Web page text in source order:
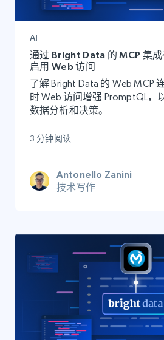
AI
通过 Bright Data 的 MCP 集
启用 Web 访问
了解 Bright Data 的 Web MCP
时 Web 访问增强 PromptQL，
数据分析和决策。
3 分钟阅读
Antonello Zanini
技术写作